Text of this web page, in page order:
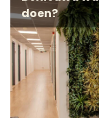
doen?